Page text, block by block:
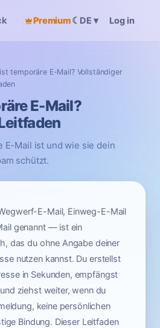
Premium☾ DE ▾ Log in
temporäre E-Mail? Vollständiger
E-Mail?
E-Mail ist und wie sie dein
schützt.
E-Mail, Einweg-E-Mail
genannt — ist ein
das du ohne Angabe deiner
nutzen kannst. Du erstellst
in Sekunden, empfängst
ziehst weiter, wenn du
keine persönlichen
Bindung. Dieser Leitfaden